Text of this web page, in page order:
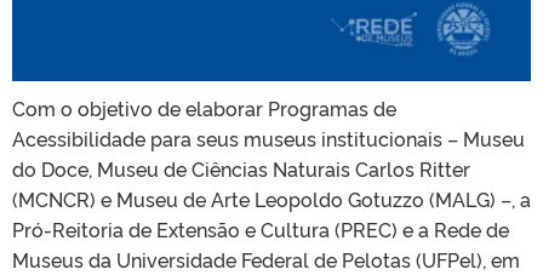
Com o objetivo de elaborar Programas de
Acessibilidade para seus museus institucionais – Museu
do Doce, Museu de Ciências Naturais Carlos Ritter
(MCNCR) e Museu de Arte Leopoldo Gotuzzo (MALG) –, a
Pró-Reitoria de Extensão e Cultura (PREC) e a Rede de
Museus da Universidade Federal de Pelotas (UFPel), em